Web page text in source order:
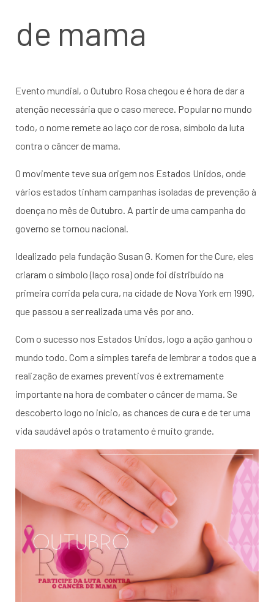
de mama
Evento mundial, o Outubro Rosa chegou e é hora de dar a
atenção necessária que o caso merece. Popular no mundo
todo, o nome remete ao laço cor de rosa, símbolo da luta
contra o câncer de mama.
O movimente teve sua origem nos Estados Unidos, onde
vários estados tinham campanhas isoladas de prevenção à
doença no mês de Outubro. A partir de uma campanha do
governo se tornou nacional.
Idealizado pela fundação Susan G. Komen for the Cure, eles
criaram o símbolo (laço rosa) onde foi distribuído na
primeira corrida pela cura, na cidade de Nova York em 1990,
que passou a ser realizada uma vês por ano.
Com o sucesso nos Estados Unidos, logo a ação ganhou o
mundo todo. Com a simples tarefa de lembrar a todos que a
realização de exames preventivos é extremamente
importante na hora de combater o câncer de mama. Se
descoberto logo no início, as chances de cura e de ter uma
vida saudável após o tratamento é muito grande.